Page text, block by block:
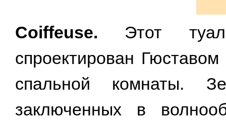
Coiffeuse. Этот
спроектирован
спальной комнаты.
заключенных в